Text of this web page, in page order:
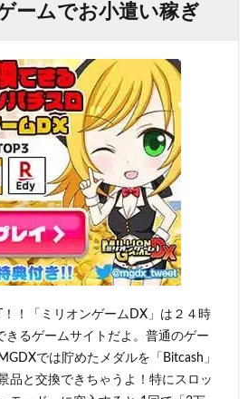
ームでお小遣い稼ぎ
！「ミリオンゲームDX」は２４時
きるゲームサイトだよ。普通のゲー
では貯めたメダルを「Bitcash」
品と交換できちゃうよ！特にスロッ